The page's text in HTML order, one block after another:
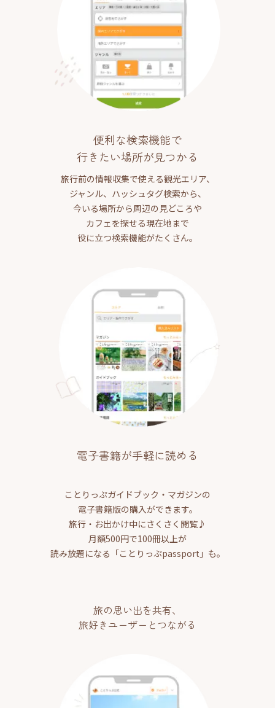
便利な検索機能で
行きたい場所が見つかる
旅行前の情報収集で使える観光エリア、
ジャンル、ハッシュタグ検索から、
今いる場所から周辺の見どころや
カフェを探せる現在地まで
役に立つ検索機能がたくさん。
電子書籍が手軽に読める
ことりっぷガイドブック・マガジンの
電子書籍版の購入ができます。
旅行・お出かけ中にさくさく閲覧♪
月額500円で100冊以上が
読み放題になる「ことりっぷpassport」も。
旅の思い出を共有、
旅好きユーザーとつながる